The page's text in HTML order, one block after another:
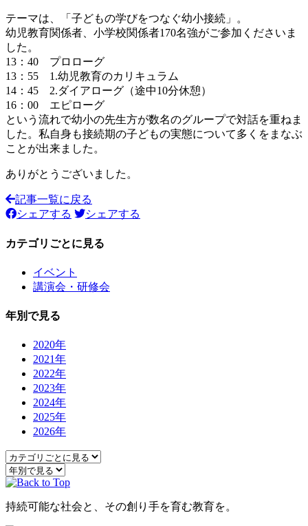
テーマは、「子どもの学びをつなぐ幼小接続」。
幼児教育関係者、小学校関係者170名強がご参加くださいま
した。
13：40 プロローグ
13：55 1.幼児教育のカリキュラム
14：45 2.ダイアローグ（途中10分休憩）
16：00 エピローグ
という流れで幼小の先生方が数名のグループで対話を重ねま
した。私自身も接続期の子どもの実態について多くをまなぶ
ことが出来ました。
ありがとうございました。
記事一覧に戻る
シェアする
シェアする
カテゴリごとに見る
イベント
講演会・研修会
年別で見る
2020年
2021年
2022年
2023年
2024年
2025年
2026年
持続可能な社会と、その創り手を育む教育を。